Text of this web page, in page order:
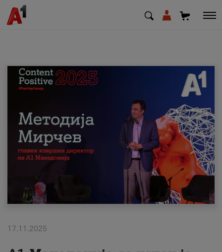
МК EN
Приватни Деловни
Поддршка
Надополни кредит
17.11.2025